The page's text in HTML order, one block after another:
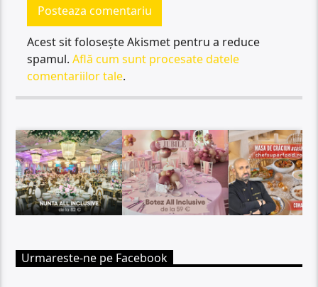
Acest sit folosește Akismet pentru a reduce
spamul.Află cum sunt procesate datele
comentariilor tale.
Urmareste-ne pe Facebook